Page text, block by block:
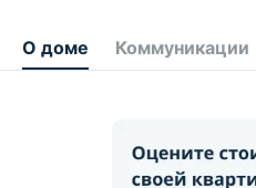
О доме Коммуникации